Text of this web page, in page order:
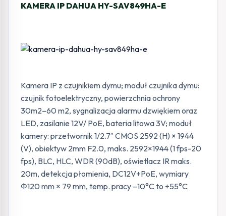
KAMERA IP DAHUA HY-SAV849HA-E
Kamera IP z czujnikiem dymu; moduł czujnika dymu:
czujnik fotoelektryczny, powierzchnia ochrony
30m2–60 m2, sygnalizacja alarmu dzwiękiem oraz
LED, zasilanie 12V/ PoE, bateria litowa 3V; moduł
kamery: przetwornik 1/2.7″ CMOS 2592 (H) × 1944
(V), obiektyw 2mm F2.0, maks. 2592×1944 (1 fps-20
fps), BLC, HLC, WDR (90dB), oświetlacz IR maks.
20m, detekcja płomienia, DC12V+PoE, wymiary
Φ120 mm × 79 mm, temp. pracy –10°C to +55°C